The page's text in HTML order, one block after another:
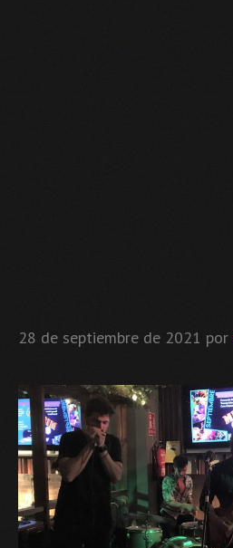
28 de septiembre de 2021 por